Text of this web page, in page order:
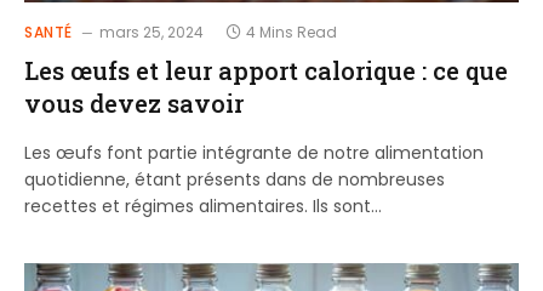
SANTÉ mars 25, 2024 4 Mins Read
Les œufs et leur apport calorique : ce que
vous devez savoir
Les œufs font partie intégrante de notre alimentation
quotidienne, étant présents dans de nombreuses
recettes et régimes alimentaires. Ils sont…